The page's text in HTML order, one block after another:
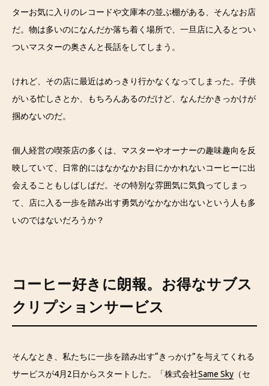
ターお気に入りのレコードや文庫本の並ぶ棚がある、そんなお店
だ。物は多いのになんだか落ち着く場所で、一旦店に入るとつい
ついマスターの奥さんと長話をしてしまう。
けれど、その店に最近はめっきり行かなくなってしまった。子供
がいる忙しさとか、もちろんあるのだけど、なんだかきっかけが
掴めないのだ。
個人経営の喫茶店の多くは、マスターやオーナーの趣味趣向を反
映していて、日常的にはなかなかお目にかかれないコーヒーに出
会えることもしばしばだ。その特別な雰囲気に気負ってしまっ
て、店に入る一歩を踏み出す勇気がなかなか出ないという人も多
いのではないだろうか？
コーヒー好きに朗報。お得なサブス
クリプションサービス
そんなとき、私たちに一歩を踏み出す“きっかけ”を与えてくれる
サービスが4月2日からスタートした。「株式会社Same Sky （セ